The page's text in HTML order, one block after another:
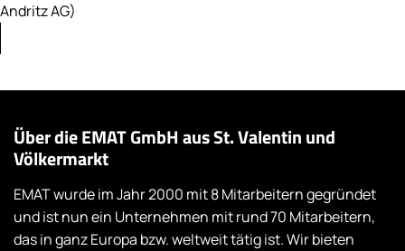
AG)
Über die EMAT GmbH aus St. Valentin und
Völkermarkt
EMAT wurde im Jahr 2000 mit 8 Mitarbeitern gegründet
und ist nun ein Unternehmen mit rund 70 Mitarbeitern,
das in ganz Europa bzw. weltweit tätig ist. Wir bieten